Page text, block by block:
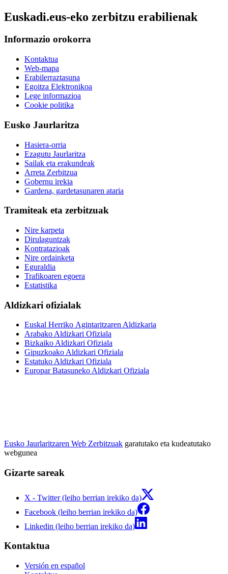
Euskadi.eus-eko zerbitzu erabilienak
Informazio orokorra
Kontaktua
Web-mapa
Erabilerraztasuna
Egoitza Elektronikoa
Lege informazioa
Cookie politika
Eusko Jaurlaritza
Hasiera-orria
Ezagutu Jaurlaritza
Sailak eta erakundeak
Arreta Zerbitzua
Gobernu irekia
Gardena, gardetasunaren ataria
Tramiteak eta zerbitzuak
Nire karpeta
Dirulaguntzak
Kontratazioak
Nire ordainketa
Eguraldia
Trafikoaren egoera
Estatistika
Aldizkari ofizialak
Euskal Herriko Agintaritzaren Aldizkaria
Arabako Aldizkari Ofiziala
Bizkaiko Aldizkari Ofiziala
Gipuzkoako Aldizkari Ofiziala
Estatuko Aldizkari Ofiziala
Europar Batasuneko Aldizkari Ofiziala
Eusko Jaurlaritzaren Web Zerbitzuak garatutako eta kudeatutako
webgunea
Gizarte sareak
X - Twitter (leiho berrian irekiko da)
Facebook (leiho berrian irekiko da)
Linkedin (leiho berrian irekiko da)
Kontaktua
Versión en español